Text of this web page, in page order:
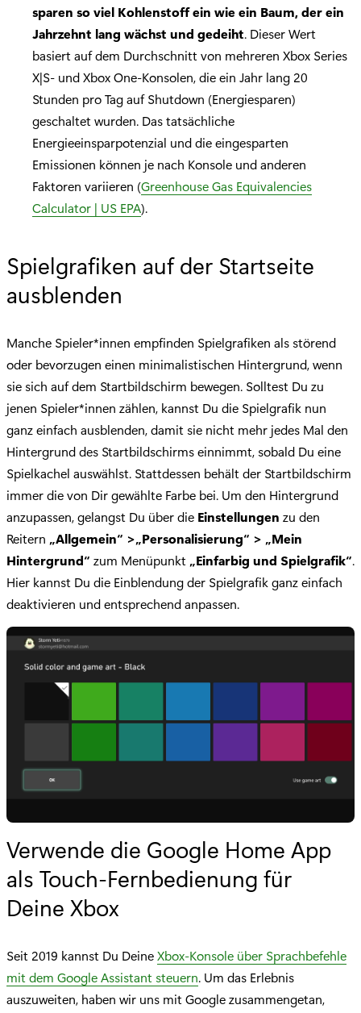
sparen so viel Kohlenstoff ein wie ein Baum, der ein
Jahrzehnt lang wächst und gedeiht. Dieser Wert
basiert auf dem Durchschnitt von mehreren Xbox Series
X|S- und Xbox One-Konsolen, die ein Jahr lang 20
Stunden pro Tag auf Shutdown (Energiesparen)
geschaltet wurden. Das tatsächliche
Energieeinsparpotenzial und die eingesparten
Emissionen können je nach Konsole und anderen
Faktoren variieren (Greenhouse Gas Equivalencies
Calculator | US EPA).
Spielgrafiken auf der Startseite
ausblenden
Manche Spieler*innen empfinden Spielgrafiken als störend
oder bevorzugen einen minimalistischen Hintergrund, wenn
sie sich auf dem Startbildschirm bewegen. Solltest Du zu
jenen Spieler*innen zählen, kannst Du die Spielgrafik nun
ganz einfach ausblenden, damit sie nicht mehr jedes Mal den
Hintergrund des Startbildschirms einnimmt, sobald Du eine
Spielkachel auswählst. Stattdessen behält der Startbildschirm
immer die von Dir gewählte Farbe bei. Um den Hintergrund
anzupassen, gelangst Du über die Einstellungen zu den
Reitern „Allgemein“ >„Personalisierung“ > „Mein
Hintergrund“ zum Menüpunkt „Einfarbig und Spielgrafik“.
Hier kannst Du die Einblendung der Spielgrafik ganz einfach
deaktivieren und entsprechend anpassen.
Verwende die Google Home App
als Touch-Fernbedienung für
Deine Xbox
Seit 2019 kannst Du DeineXbox-Konsole über Sprachbefehle
mit dem Google Assistant steuern. Um das Erlebnis
auszuweiten, haben wir uns mit Google zusammengetan,